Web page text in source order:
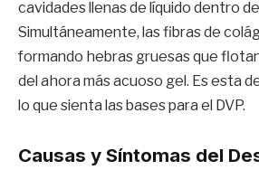
cavidades llenas de líquido dentro
Simultáneamente, las fibras de
formando hebras gruesas que
del ahora más acuoso gel. Es esta
lo que sienta las bases para el DVP.
Causas y Síntomas del